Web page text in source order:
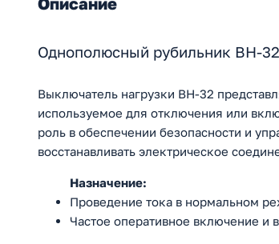
Однополюсный рубильник BH-
Выключатель нагрузки ВН-32
используемое для отключения или
роль в обеспечении безопасности и
восстанавливать электрическое
Назначение:
Проведение тока в нормальном
Частое оперативное включение и